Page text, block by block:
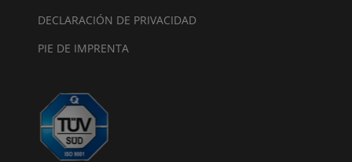
DECLARACIÓN DE PRIVACIDAD
PIE DE IMPRENTA